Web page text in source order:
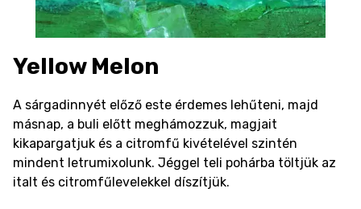
Yellow Melon
A sárgadinnyét előző este érdemes lehűteni, majd
másnap, a buli előtt meghámozzuk, magjait
kikapargatjuk és a citromfű kivételével szintén
mindent letrumixolunk. Jéggel teli pohárba töltjük az
italt és citromfűlevelekkel díszítjük.